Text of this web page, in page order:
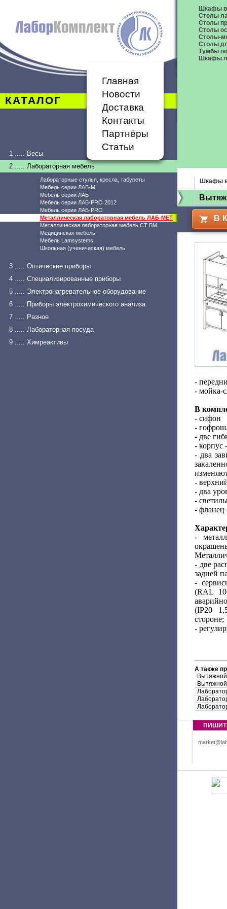
КАТАЛОГ
Главная
Новости
Доставка
Контакты
Партнёры
Статьи
1 ..... Весы
2 ..... Лабораторная мебель
Лабораторные стулья, кресла, табуреты
Мебель серии ЛАБ-М
Мебель серии ЛАБ
Мебель серии ЛАБ-PRO 2012
Мебель серии ЛАБ-PRO
Металлическая лабораторная мебель ЛАБ-МЕТ
Металлическая лабораторная мебель СТ БМ
Медицинская мебель
Мебель Lamsystems
Школьная (ученическая) мебель
3 ..... Оптические приборы
4 ..... Специализированные приборы
5 ..... Электронагревательное оборудование
6 ..... Приборы электрохимического анализа
7 ..... Разное
8 ..... Лабораторная посуда
9 ..... Химреактивы
Шкафы
Столы
Столы
Столы
Столы-
Столы
Тумбы
Шкафы
Шкафы
В
-
- мойка-
В
- сифон
-
- две
- корпус
- два
-
- два
-
- фланец
-
- две
задней
-
(RAL
(IP20
стороне;
-
А также